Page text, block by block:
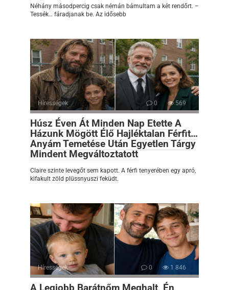
Néhány másodpercig csak némán bámultam a két rendőrt. –
Tessék… fáradjanak be. Az idősebb
Hírességek 0 569
Húsz Éven Át Minden Nap Etette A
Házunk Mögött Élő Hajléktalan Férfit…
Anyám Temetése Után Egyetlen Tárgy
Mindent Megváltoztatott
Claire szinte levegőt sem kapott. A férfi tenyerében egy apró,
kifakult zöld plüssnyuszi feküdt.
Hírességek 0 1 846
A Legjobb Barátnőm Meghalt, Én